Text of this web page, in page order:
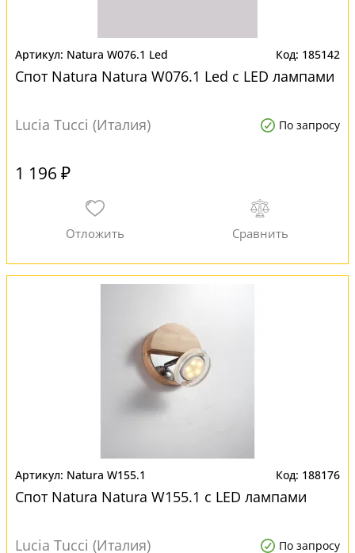
Natura W076.1 Led 185142
Спот Natura Natura W076.1 Led с LED лампами
Lucia Tucci (Италия) По запросу
1 196 ₽
Natura W155.1 188176
Спот Natura Natura W155.1 с LED лампами
Lucia Tucci (Италия) По запросу